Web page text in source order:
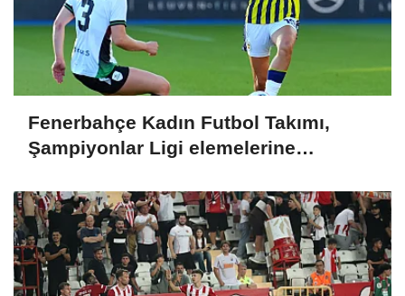
Fenerbahçe Kadın Futbol Takımı,
Şampiyonlar Ligi elemelerine